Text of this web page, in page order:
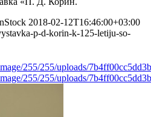
2018-02-12T16:46:00+03:00
p-d-korin-k-125-letiju-so-
255/255/uploads/
255/255/uploads/